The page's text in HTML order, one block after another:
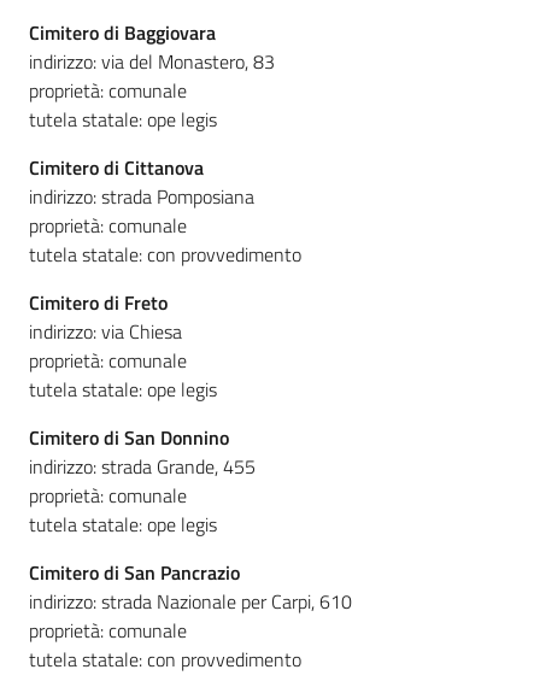
Cimitero di Baggiovara
indirizzo: via del Monastero, 83
proprietà: comunale
tutela statale: ope legis
Cimitero di Cittanova
indirizzo: strada Pomposiana
proprietà: comunale
tutela statale: con provvedimento
Cimitero di Freto
indirizzo: via Chiesa
proprietà: comunale
tutela statale: ope legis
Cimitero di San Donnino
indirizzo: strada Grande, 455
proprietà: comunale
tutela statale: ope legis
Cimitero di San Pancrazio
indirizzo: strada Nazionale per Carpi, 610
proprietà: comunale
tutela statale: con provvedimento